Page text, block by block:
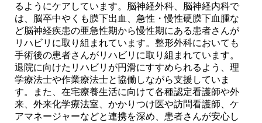
医療機関の方へ
採用情報
診療サポート部門
るようにケアしています。脳神経外科、脳神経内科で
は、脳卒中やくも膜下出血、急性・慢性硬膜下血腫な
ど脳神経疾患の亜急性期から慢性期にある患者さんが
リハビリに取り組まれています。整形外科においても
手術後の患者さんがリハビリに取り組まれています。
退院に向けたリハビリが円滑にすすめられるよう、理
学療法士や作業療法士と協働しながら支援していま
す。また、在宅療養生活に向けて各種認定看護師や外
来、外来化学療法室、かかりつけ医や訪問看護師、ケ
アマネージャーなどと連携を深め、患者さんが安心し